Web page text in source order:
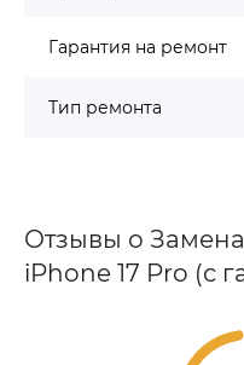
Гарантия на ремонт
Тип ремонта
Отзывы о
iPhone 17 Pro (с